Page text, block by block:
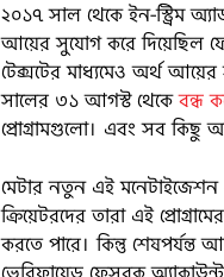
২০১৭ সাল থেকে ইন-স্ট্রিম
আয়ের সুযোগ করে দিয়েছিল
টেক্সটের মাধ্যমেও অর্থ
সালের ৩১ আগস্ট থেকেবন্ধ
প্রোগ্রামগুলো। এবং সব কিছু
মেটার নতুন এই মনেটাইজেশন
ক্রিয়েটরদের তারা এই
করতে পারে। কিন্তু শেষপর্যন্ত